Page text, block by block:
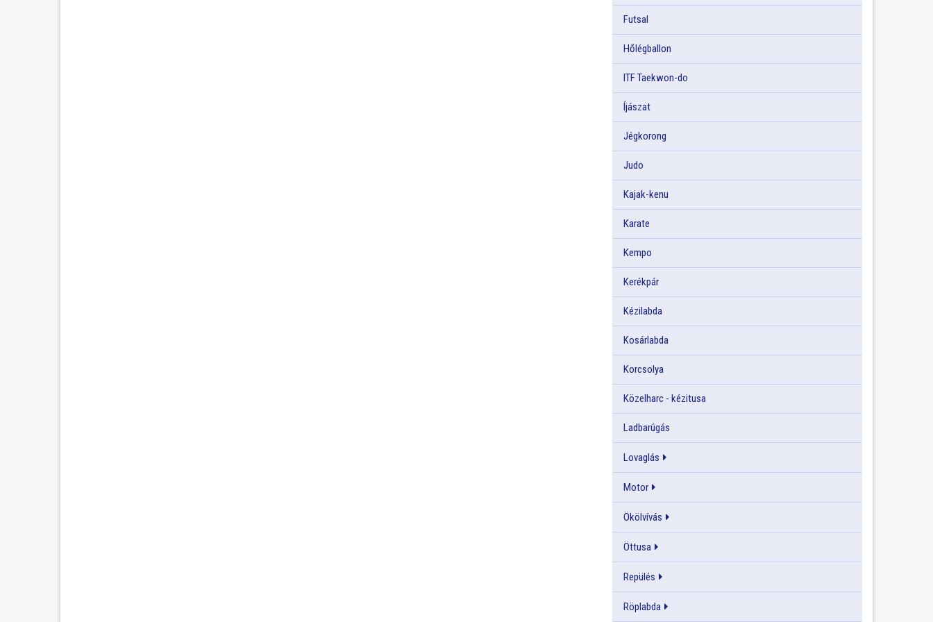
Futsal
Hőlégballon
ITF Taekwon-do
Íjászat
Jégkorong
Judo
Kajak-kenu
Karate
Kempo
Kerékpár
Kézilabda
Kosárlabda
Korcsolya
Közelharc - kézitusa
Ladbarúgás
Lovaglás
Motor
Ökölvívás
Öttusa
Repülés
Röplabda